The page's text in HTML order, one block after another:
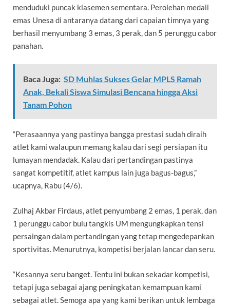
menduduki puncak klasemen sementara. Perolehan medali
emas Unesa di antaranya datang dari capaian timnya yang
berhasil menyumbang 3 emas, 3 perak, dan 5 perunggu cabor
panahan.
Baca Juga: SD Muhlas Sukses Gelar MPLS Ramah
Anak, Bekali Siswa Simulasi Bencana hingga Aksi
Tanam Pohon
“Perasaannya yang pastinya bangga prestasi sudah diraih
atlet kami walaupun memang kalau dari segi persiapan itu
lumayan mendadak. Kalau dari pertandingan pastinya
sangat kompetitif, atlet kampus lain juga bagus-bagus,”
ucapnya, Rabu (4/6).
Zulhaj Akbar Firdaus, atlet penyumbang 2 emas, 1 perak, dan
1 perunggu cabor bulu tangkis UM mengungkapkan tensi
persaingan dalam pertandingan yang tetap mengedepankan
sportivitas. Menurutnya, kompetisi berjalan lancar dan seru.
“Kesannya seru banget. Tentu ini bukan sekadar kompetisi,
tetapi juga sebagai ajang peningkatan kemampuan kami
sebagai atlet. Semoga apa yang kami berikan untuk lembaga